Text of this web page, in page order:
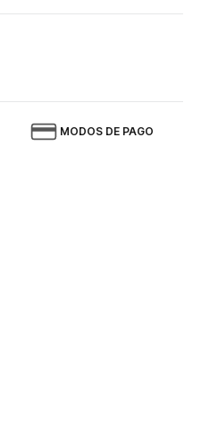
MODOS DE PAGO